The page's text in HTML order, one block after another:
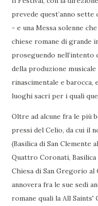
prevede quest’anno
- e una Messa solenne
chiese romane di grande
proseguendo nell’intento
della produzione
rinascimentale e
luoghi sacri per i quali
Oltre ad alcune fra le più
pressi del Celio, da cui il
(Basilica di San Clemente
Quattro Coronati, Basilica
Chiesa di San Gregorio al
annovera fra le sue sedi
romane quali la All Saints'